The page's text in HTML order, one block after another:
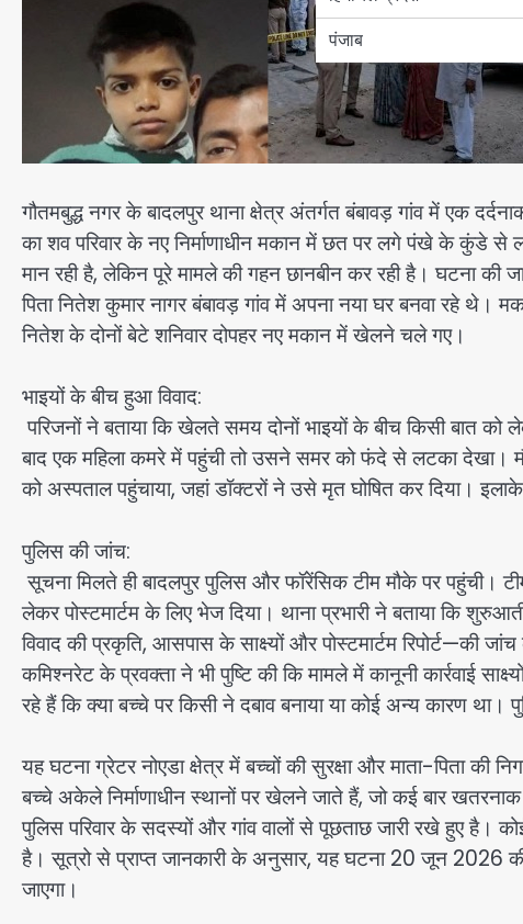
पंजाब
गौतमबुद्ध नगर के बादलपुर थाना क्षेत्र अंतर्गत बंबावड़ गांव में एक
का शव परिवार के नए निर्माणाधीन मकान में छत पर लगे पंखे के कुंडे से
मान रही है, लेकिन पूरे मामले की गहन छानबीन कर रही है। घटना
पिता नितेश कुमार नागर बंबावड़ गांव में अपना नया घर बनवा रहे
नितेश के दोनों बेटे शनिवार दोपहर नए मकान में खेलने चले गए।
भाइयों के बीच हुआ विवाद:
परिजनों ने बताया कि खेलते समय दोनों भाइयों के बीच किसी बात
बाद एक महिला कमरे में पहुंची तो उसने समर को फंदे से लटका देखा।
को अस्पताल पहुंचाया, जहां डॉक्टरों ने उसे मृत घोषित कर दिया।
पुलिस की जांच:
सूचना मिलते ही बादलपुर पुलिस और फॉरेंसिक टीम मौके पर पहुंची।
लेकर पोस्टमार्टम के लिए भेज दिया। थाना प्रभारी ने बताया कि
विवाद की प्रकृति, आसपास के साक्ष्यों और पोस्टमार्टम रिपोर्ट—की
कमिश्नरेट के प्रवक्ता ने भी पुष्टि की कि मामले में कानूनी कार्रवाई
रहे हैं कि क्या बच्चे पर किसी ने दबाव बनाया या कोई अन्य कारण था।
यह घटना ग्रेटर नोएडा क्षेत्र में बच्चों की सुरक्षा और माता-पिता
बच्चे अकेले निर्माणाधीन स्थानों पर खेलने जाते हैं, जो कई बार खतरनाक
पुलिस परिवार के सदस्यों और गांव वालों से पूछताछ जारी रखे हुए है।
है। सूत्रो से प्राप्त जानकारी के अनुसार, यह घटना 20 जून 2026
जाएगा।